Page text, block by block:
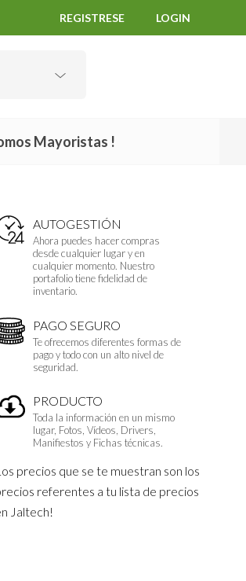
REGISTRESE LOGIN
Mayoristas !
AUTOGESTIÓN
Ahora puedes hacer compras
desde cualquier lugar y en
cualquier momento. Nuestro
portafolio tiene fidelidad de
inventario.
PAGO SEGURO
Te ofrecemos diferentes formas de
pago y todo con un alto nivel de
seguridad.
PRODUCTO
Toda la información en un mismo
lugar, Fotos, Vídeos, Drivers,
Manifiestos y Fichas técnicas.
precios que se te muestran son los
referentes a tu lista de precios
Jaltech!